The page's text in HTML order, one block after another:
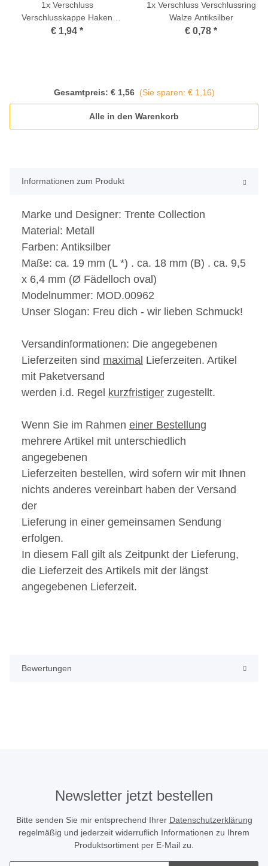
Informationen zum Produkt
Marke und Designer: Trente Collection
Material: Metall
Farben: Antiksilber
Maße: ca. 19 mm (L *) . ca. 18 mm (B) . ca. 9,5
x 6,4 mm (Ø Fädelloch oval)
Modelnummer: MOD.00962
Unser Slogan: Freu dich - wir lieben Schmuck!
Versandinformationen: Die angegebenen
Lieferzeiten sind maximal Lieferzeiten. Artikel
mit Paketversand
werden i.d. Regel kurzfristiger zugestellt.
Wenn Sie im Rahmen einer Bestellung
mehrere Artikel mit unterschiedlich
angegebenen
Lieferzeiten bestellen, wird sofern wir mit Ihnen
nichts anderes vereinbart haben der Versand
der
Lieferung in einer gemeinsamen Sendung
erfolgen.
In diesem Fall gilt als Zeitpunkt der Lieferung,
die Lieferzeit des Artikels mit der längst
angegebenen Lieferzeit.
Bewertungen
1x Verschluss
Verschlusskappe Haken
Antiksilber
€ 1,94 *
1x Verschluss Verschlussring
Walze Antiksilber
€ 0,78 *
Gesamtpreis: € 1,56 (Sie sparen: € 1,16)
Alle in den Warenkorb
Newsletter jetzt bestellen
Bitte senden Sie mir entsprechend Ihrer Datenschutzerklärung
regelmäßig und jederzeit widerruflich Informationen zu Ihrem
Produktsortiment per E-Mail zu.